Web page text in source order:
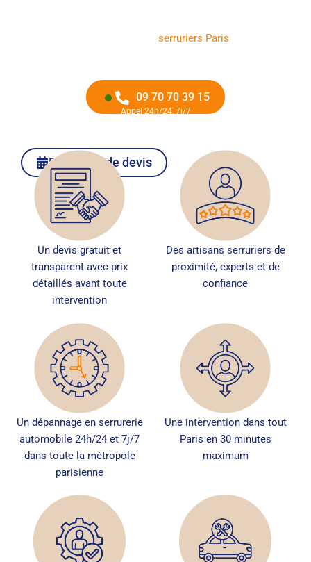
serruriers Paris
09 70 70 39 15
Appel 24h/24, 7j/7
Demande de devis
Un devis gratuit et
transparent avec prix
détaillés avant toute
intervention
Des artisans serruriers de
proximité, experts et de
confiance
Un dépannage en serrurerie
automobile 24h/24 et 7j/7
dans toute la métropole
parisienne
Une intervention dans tout
Paris en 30 minutes
maximum